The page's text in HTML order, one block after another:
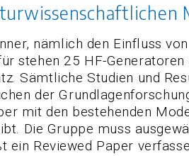
nämlich den Einfluss
stehen 25 HF-
Sämtliche Studien und
der
mit den bestehenden
Die Gruppe muss
Reviewed Paper